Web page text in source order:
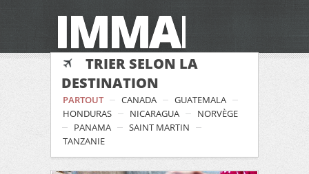
TRIER SELON LA
DESTINATION
PARTOUT CANADA
GUATEMALA
HONDURAS
NICARAGUA
NORVÈGE
PANAMA
SAINT MARTIN
TANZANIE